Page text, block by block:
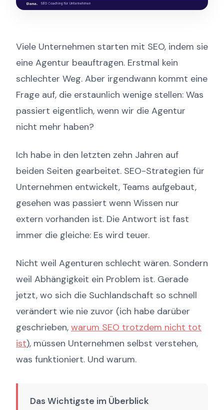
Viele Unternehmen starten mit SEO, indem sie
eine Agentur beauftragen. Erstmal kein
schlechter Weg. Aber irgendwann kommt eine
Frage auf, die erstaunlich wenige stellen: Was
passiert eigentlich, wenn wir die Agentur
nicht mehr haben?
Ich habe in den letzten zehn Jahren auf
beiden Seiten gearbeitet. SEO-Strategien für
Unternehmen entwickelt, Teams aufgebaut,
gesehen was passiert wenn Wissen nur
extern vorhanden ist. Die Antwort ist fast
immer die gleiche: Es wird teuer.
Nicht weil Agenturen schlecht wären. Sondern
weil Abhängigkeit ein Problem ist. Gerade
jetzt, wo sich die Suchlandschaft so schnell
verändert wie nie zuvor (ich habe darüber
geschrieben, warum SEO trotzdem nicht tot
ist), müssen Unternehmen selbst verstehen,
was funktioniert. Und warum.
Das Wichtigste im Überblick